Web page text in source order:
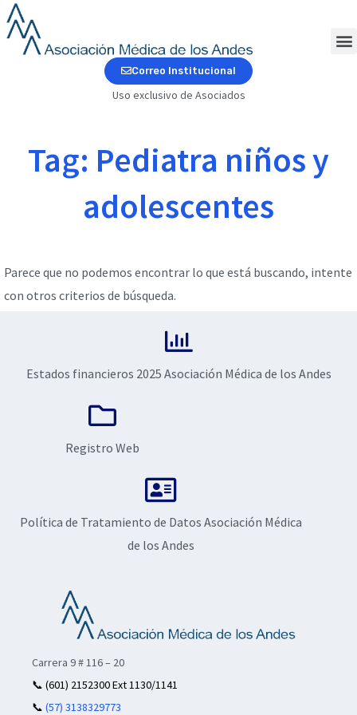
al
contenido
Correo Institucional
Uso exclusivo de Asociados
Tag: Pediatra niños y
adolescentes
Parece que no podemos encontrar lo que está buscando, intente
con otros criterios de búsqueda.
Estados financieros 2025 Asociación Médica de los Andes
Registro Web
Política de Tratamiento de Datos Asociación Médica
de los Andes
Carrera 9 # 116 – 20
📞 (601) 2152300 Ext 1130/1141
📞 (57) 3138329773